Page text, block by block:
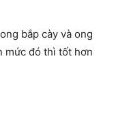
bắp cày và ong
mức đó thì tốt hơn